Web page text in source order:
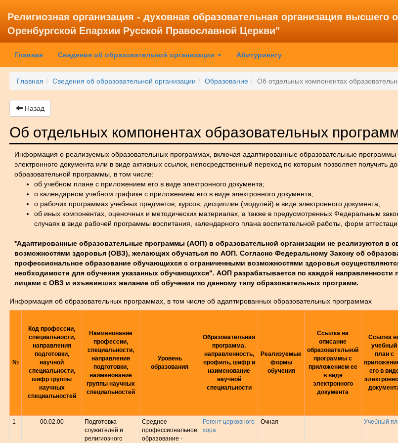
Религиозная организация - духовная образовательная организация
Оренбургской Епархии Русской Православной Церкви"
Главная(current)Сведения об образовательной организации Абитуриенту
Главная Сведения об образовательной организации Образование Об отдельных компонентах
Назад
Об отдельных компонентах образовательных
Информация о реализуемых образовательных программах, включая адаптированные образовательные
электронного документа или в виде активных ссылок, непосредственный переход по которым позволяет
образовательной программы, в том числе:
об учебном плане с приложением его в виде электронного документа;
о календарном учебном графике с приложением его в виде электронного документа;
о рабочих программах учебных предметов, курсов, дисциплин (модулей) в виде электронного документа;
об иных компонентах, оценочных и методических материалах, а также в предусмотренных Федеральным
случаях в виде рабочей программы воспитания, календарного плана воспитательной работы, форм
*Адаптированные образовательные программы (АОП) в образовательной организации не реализуются в
возможностями здоровья (ОВЗ), желающих обучаться по АОП. Согласно Федеральному Закону об
профессиональное образование обучающихся с ограниченными возможностями здоровья
необходимости для обучения указанных обучающихся". АОП разрабатывается по каждой
лицами с ОВЗ и изъявивших желание об обучении по данному типу образовательных программ.
Информация об образовательных программах, в том числе об адаптированных образовательных программах
№
Код профессии,
специальности,
направления
подготовки,
научной
специальности,
шифр группы
научных
специальностей
Наименование
профессии,
специальности,
направления
подготовки,
наименование
группы научных
специальностей
Уровень
образования
Образовательная
программа,
направленность,
профиль, шифр и
наименование
научной
специальности
Реализуемые
формы
обучения
Ссылка на
описание
образовательной
программы с
приложением ее
в виде
электронного
документа
Ссылка
учебный
план с
его в
1 00.02.00
Подготовка
служителей и
религиозного
Среднее
профессиональное
образование -
Регент церковного
хора
Очная Учебный